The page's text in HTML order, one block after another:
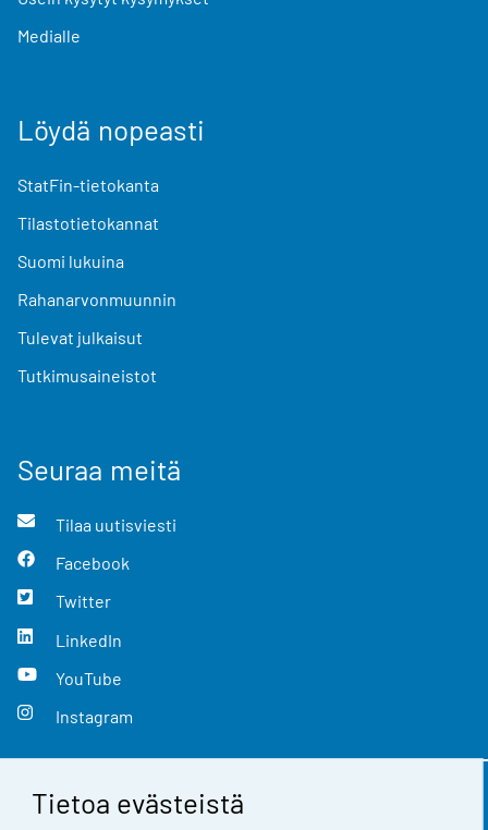
Tietoa evästeistä
Medialle
Löydä nopeasti
StatFin-tietokanta
Tilastotietokannat
Suomi lukuina
Rahanarvonmuunnin
Tulevat julkaisut
Tutkimusaineistot
Seuraa meitä
Tilaa uutisviesti
Facebook
Twitter
LinkedIn
YouTube
Instagram
Yhteystiedot